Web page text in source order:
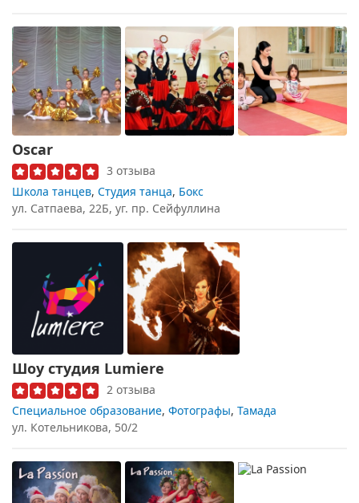
Oscar
3 отзыва
Школа танцев, Студия танца, Бокс
ул. Сатпаева, 22Б, уг. пр. Сейфуллина
Шоу студия Lumiere
2 отзыва
Специальное образование, Фотографы, Тамада
ул. Котельникова, 50/2